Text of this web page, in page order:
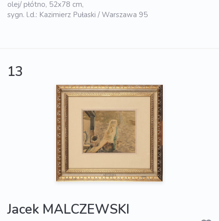
olej/ płótno, 52x78 cm,
sygn. l.d.: Kazimierz Pułaski / Warszawa 95
13
Jacek MALCZEWSKI